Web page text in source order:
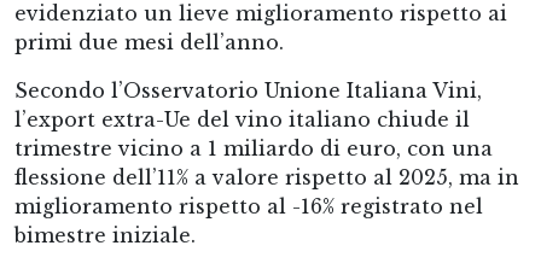
evidenziato un lieve miglioramento rispetto ai
primi due mesi dell’anno.
Secondo l’Osservatorio Unione Italiana Vini,
l’export extra-Ue del vino italiano chiude il
trimestre vicino a 1 miliardo di euro, con una
flessione dell’11% a valore rispetto al 2025, ma in
miglioramento rispetto al -16% registrato nel
bimestre iniziale.